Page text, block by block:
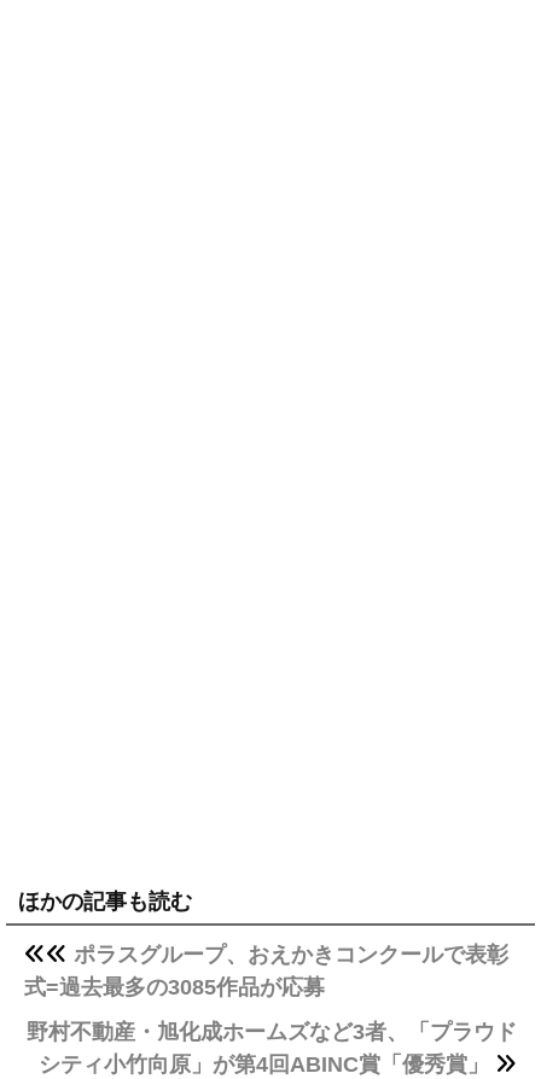
ほかの記事も読む
ポラスグループ、おえかきコンクールで表彰
式=過去最多の3085作品が応募
野村不動産・旭化成ホームズなど3者、「プラウド
シティ小竹向原」が第4回ABINC賞「優秀賞」